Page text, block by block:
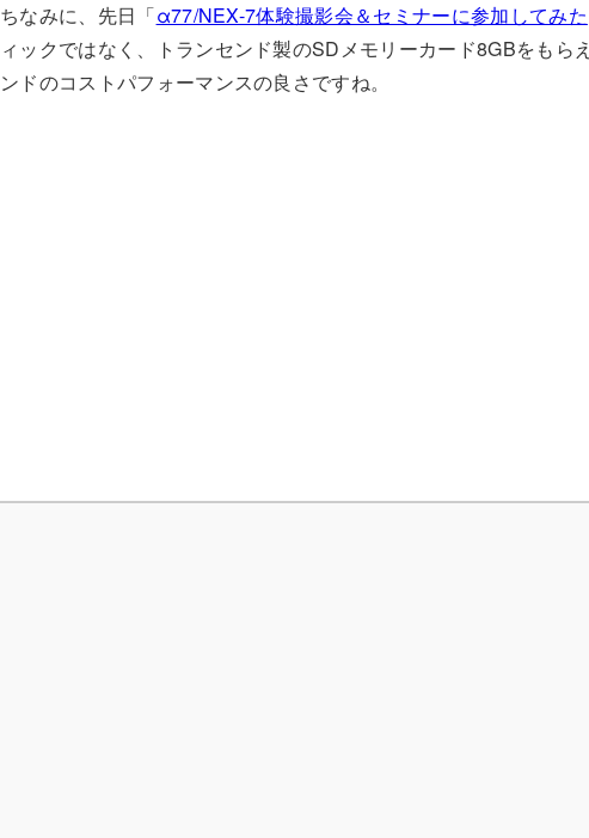
ちなみに、先日「α77/NEX-7体験撮影会＆セミナーに参加してみた
ィックではなく、トランセンド製のSDメモリーカード8GBをもら
ンドのコストパフォーマンスの良さですね。